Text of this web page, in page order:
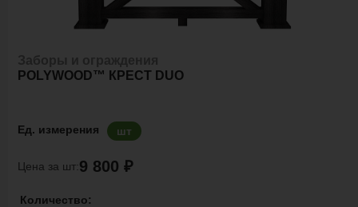
POLYWOOD™ КРЕСТ DUO
Ед. измерения шт
Цена за шт:9 800 ₽
Количество: